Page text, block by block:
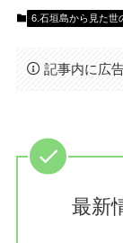
6.石垣島から見た世
記事内に広
最新